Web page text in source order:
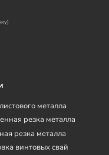
металла
резка металла
резка металла
винтовых свай